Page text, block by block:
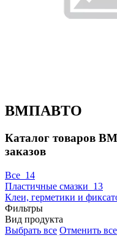
ВМПАВТО
Каталог товаров
заказов
Все 14
Пластичные смазки 13
Клеи, герметики и
Фильтры
Вид продукта
Выбрать все Отменить все